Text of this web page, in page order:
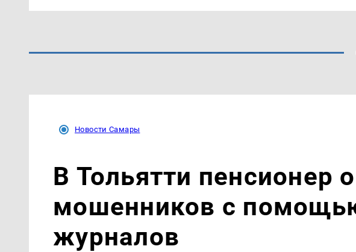
Новости Самары
В Тольятти пенсионер
мошенников с
журналов